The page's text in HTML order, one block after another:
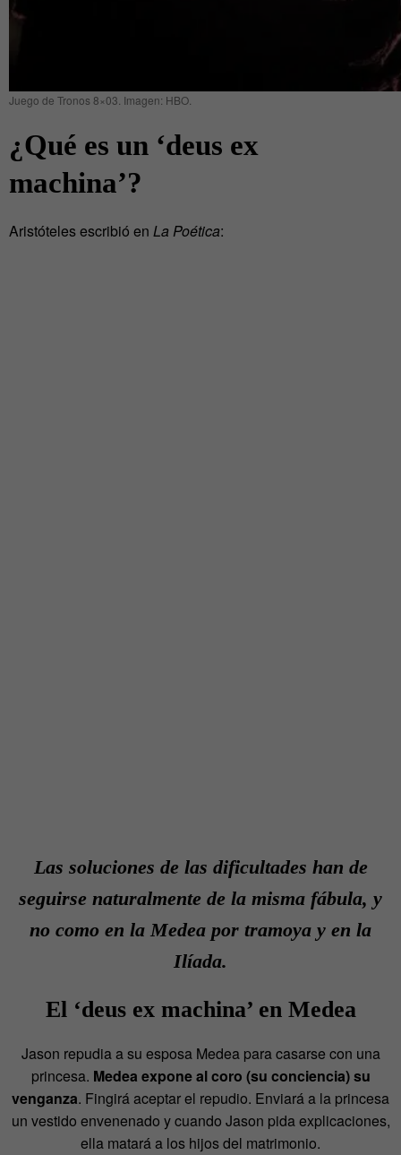
Juego de Tronos 8×03. Imagen: HBO.
¿Qué es un ‘deus ex
machina’?
Aristóteles escribió en La Poética:
Las soluciones de las dificultades han de
seguirse naturalmente de la misma fábula, y
no como en la Medea por tramoya y en la
Ilíada.
El ‘deus ex machina’ en Medea
Jason repudia a su esposa Medea para casarse con una
princesa. Medea expone al coro (su conciencia) su
venganza. Fingirá aceptar el repudio. Enviará a la princesa
un vestido envenenado y cuando Jason pida explicaciones,
ella matará a los hijos del matrimonio.